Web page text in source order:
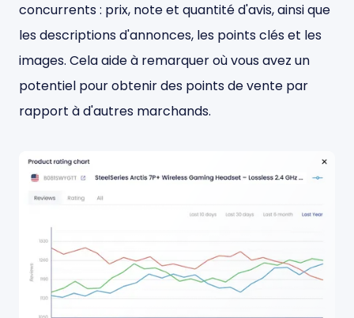
concurrents : prix, note et quantité d'avis, ainsi que
les descriptions d'annonces, les points clés et les
images. Cela aide à remarquer où vous avez un
potentiel pour obtenir des points de vente par
rapport à d'autres marchands.